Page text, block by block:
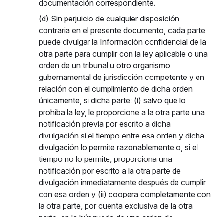
documentación correspondiente.
(d) Sin perjuicio de cualquier disposición
contraria en el presente documento, cada parte
puede divulgar la Información confidencial de la
otra parte para cumplir con la ley aplicable o una
orden de un tribunal u otro organismo
gubernamental de jurisdicción competente y en
relación con el cumplimiento de dicha orden
únicamente, si dicha parte: (i) salvo que lo
prohíba la ley, le proporcione a la otra parte una
notificación previa por escrito a dicha
divulgación si el tiempo entre esa orden y dicha
divulgación lo permite razonablemente o, si el
tiempo no lo permite, proporciona una
notificación por escrito a la otra parte de
divulgación inmediatamente después de cumplir
con esa orden y (ii) coopera completamente con
la otra parte, por cuenta exclusiva de la otra